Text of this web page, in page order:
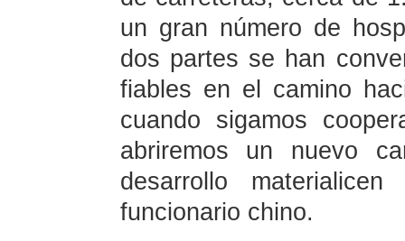
un gran número de
dos partes se han
fiables en el camino
cuando sigamos
abriremos un nuevo
desarrollo
funcionario chino.